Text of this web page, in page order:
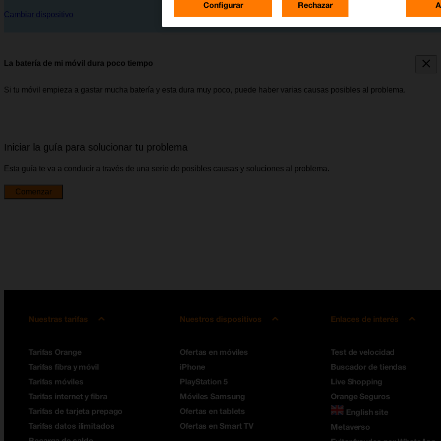
Cambiar dispositivo
La batería de mi móvil dura poco tiempo
Si tu móvil empieza a gastar mucha batería y esta dura muy poco, puede haber varias causas posibles al problema.
Iniciar la guía para solucionar tu problema
Esta guía te va a conducir a través de una serie de posibles causas y soluciones al problema.
Comenzar
Nuestras tarifas
Tarifas Orange
Tarifas fibra y móvil
Tarifas móviles
Tarifas internet y fibra
Tarifas de tarjeta prepago
Tarifas datos ilimitados
Nuestros dispositivos
Ofertas en móviles
iPhone
PlayStation 5
Móviles Samsung
Ofertas en tablets
Ofertas en Smart TV
Enlaces de interés
Test de velocidad
Buscador de tiendas
Live Shopping
Orange Seguros
English site
Metaverso
Configurar Rechazar